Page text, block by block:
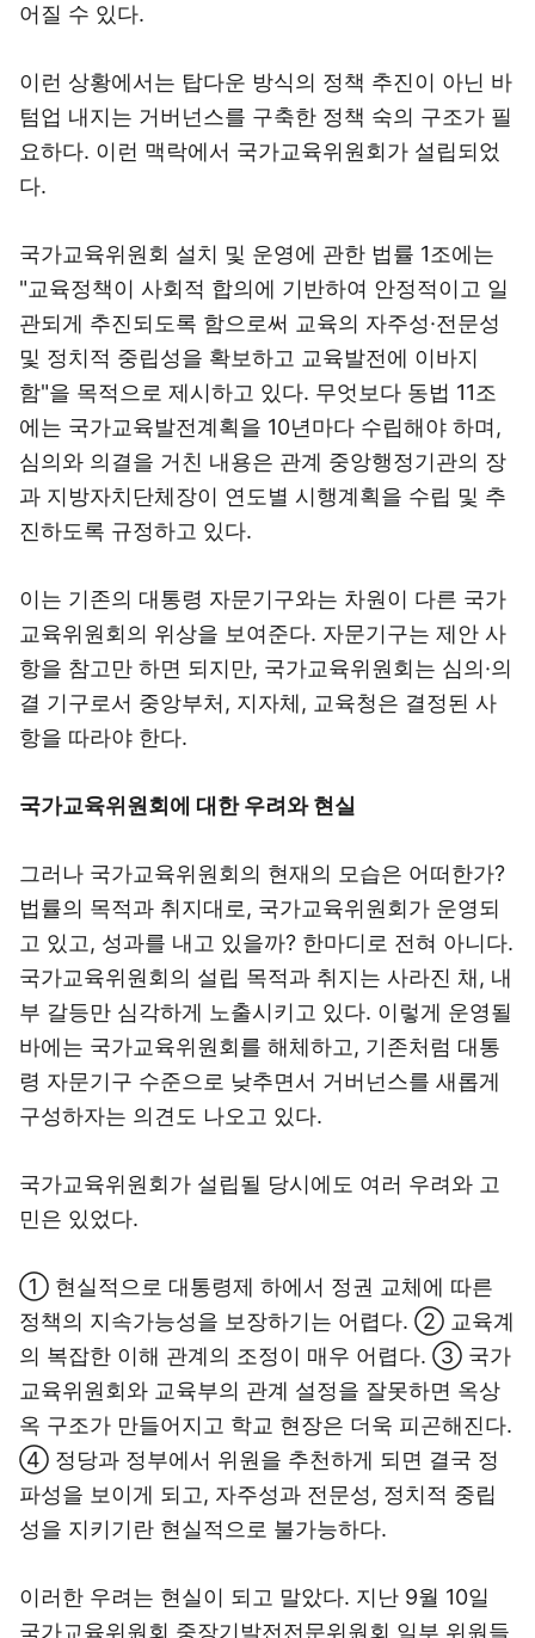
어질 수 있다.
이런 상황에서는 탑다운 방식의 정책 추진이 아닌 바
텀업 내지는 거버넌스를 구축한 정책 숙의 구조가 필
요하다. 이런 맥락에서 국가교육위원회가 설립되었
다.
국가교육위원회 설치 및 운영에 관한 법률 1조에는
"교육정책이 사회적 합의에 기반하여 안정적이고 일
관되게 추진되도록 함으로써 교육의 자주성·전문성
및 정치적 중립성을 확보하고 교육발전에 이바지
함"을 목적으로 제시하고 있다. 무엇보다 동법 11조
에는 국가교육발전계획을 10년마다 수립해야 하며,
심의와 의결을 거친 내용은 관계 중앙행정기관의 장
과 지방자치단체장이 연도별 시행계획을 수립 및 추
진하도록 규정하고 있다.
이는 기존의 대통령 자문기구와는 차원이 다른 국가
교육위원회의 위상을 보여준다. 자문기구는 제안 사
항을 참고만 하면 되지만, 국가교육위원회는 심의·의
결 기구로서 중앙부처, 지자체, 교육청은 결정된 사
항을 따라야 한다.
국가교육위원회에 대한 우려와 현실
그러나 국가교육위원회의 현재의 모습은 어떠한가?
법률의 목적과 취지대로, 국가교육위원회가 운영되
고 있고, 성과를 내고 있을까? 한마디로 전혀 아니다.
국가교육위원회의 설립 목적과 취지는 사라진 채, 내
부 갈등만 심각하게 노출시키고 있다. 이렇게 운영될
바에는 국가교육위원회를 해체하고, 기존처럼 대통
령 자문기구 수준으로 낮추면서 거버넌스를 새롭게
구성하자는 의견도 나오고 있다.
국가교육위원회가 설립될 당시에도 여러 우려와 고
민은 있었다.
① 현실적으로 대통령제 하에서 정권 교체에 따른
정책의 지속가능성을 보장하기는 어렵다. ② 교육계
의 복잡한 이해 관계의 조정이 매우 어렵다. ③ 국가
교육위원회와 교육부의 관계 설정을 잘못하면 옥상
옥 구조가 만들어지고 학교 현장은 더욱 피곤해진다.
④ 정당과 정부에서 위원을 추천하게 되면 결국 정
파성을 보이게 되고, 자주성과 전문성, 정치적 중립
성을 지키기란 현실적으로 불가능하다.
이러한 우려는 현실이 되고 말았다. 지난 9월 10일
국가교육위원회 중장기발전전문위원회 일부 위원들